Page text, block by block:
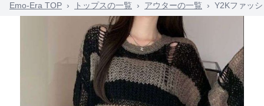
Emo-Era TOP › トップスの一覧 › アウターの一覧 › Y2Kファッ